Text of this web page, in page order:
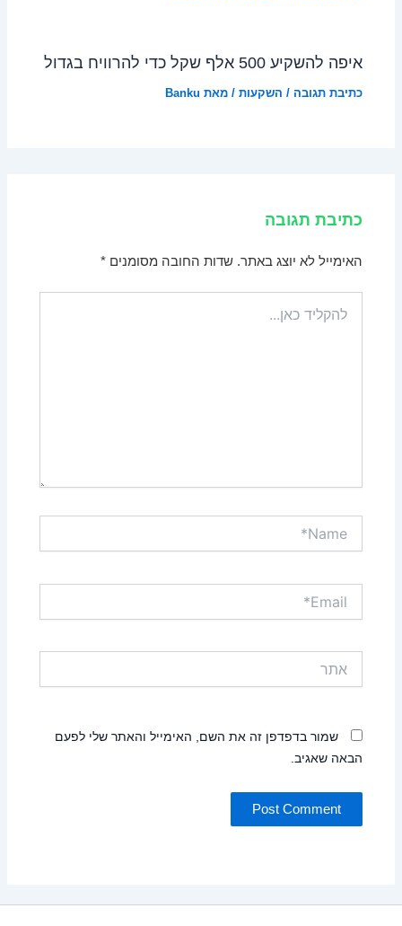
איפה להשקיע 500 אלף שקל כדי להרוויח בגדול
כתיבת תגובה / השקעות / מאת Banku
כתיבת תגובה
האימייל לא יוצג באתר. שדות החובה מסומנים*
כאן...
שמור בדפדפן זה את השם, האימייל והאתר שלי לפעם
הבאה שאגיב.